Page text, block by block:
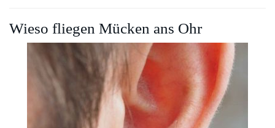
Wieso fliegen Mücken ans Ohr